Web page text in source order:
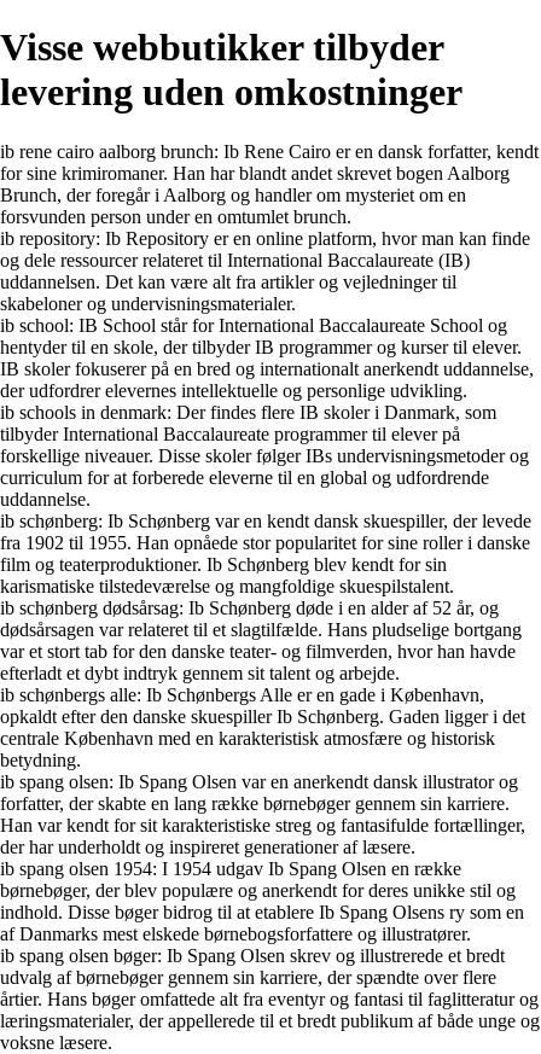
Visse webbutikker tilbyder
levering uden omkostninger
ib rene cairo aalborg brunch: Ib Rene Cairo er en dansk forfatter, kendt
for sine krimiromaner. Han har blandt andet skrevet bogen Aalborg
Brunch, der foregår i Aalborg og handler om mysteriet om en
forsvunden person under en omtumlet brunch.
ib repository: Ib Repository er en online platform, hvor man kan finde
og dele ressourcer relateret til International Baccalaureate (IB)
uddannelsen. Det kan være alt fra artikler og vejledninger til
skabeloner og undervisningsmaterialer.
ib school: IB School står for International Baccalaureate School og
hentyder til en skole, der tilbyder IB programmer og kurser til elever.
IB skoler fokuserer på en bred og internationalt anerkendt uddannelse,
der udfordrer elevernes intellektuelle og personlige udvikling.
ib schools in denmark: Der findes flere IB skoler i Danmark, som
tilbyder International Baccalaureate programmer til elever på
forskellige niveauer. Disse skoler følger IBs undervisningsmetoder og
curriculum for at forberede eleverne til en global og udfordrende
uddannelse.
ib schønberg: Ib Schønberg var en kendt dansk skuespiller, der levede
fra 1902 til 1955. Han opnåede stor popularitet for sine roller i danske
film og teaterproduktioner. Ib Schønberg blev kendt for sin
karismatiske tilstedeværelse og mangfoldige skuespilstalent.
ib schønberg dødsårsag: Ib Schønberg døde i en alder af 52 år, og
dødsårsagen var relateret til et slagtilfælde. Hans pludselige bortgang
var et stort tab for den danske teater- og filmverden, hvor han havde
efterladt et dybt indtryk gennem sit talent og arbejde.
ib schønbergs alle: Ib Schønbergs Alle er en gade i København,
opkaldt efter den danske skuespiller Ib Schønberg. Gaden ligger i det
centrale København med en karakteristisk atmosfære og historisk
betydning.
ib spang olsen: Ib Spang Olsen var en anerkendt dansk illustrator og
forfatter, der skabte en lang række børnebøger gennem sin karriere.
Han var kendt for sit karakteristiske streg og fantasifulde fortællinger,
der har underholdt og inspireret generationer af læsere.
ib spang olsen 1954: I 1954 udgav Ib Spang Olsen en række
børnebøger, der blev populære og anerkendt for deres unikke stil og
indhold. Disse bøger bidrog til at etablere Ib Spang Olsens ry som en
af Danmarks mest elskede børnebogsforfattere og illustratører.
ib spang olsen bøger: Ib Spang Olsen skrev og illustrerede et bredt
udvalg af børnebøger gennem sin karriere, der spændte over flere
årtier. Hans bøger omfattede alt fra eventyr og fantasi til faglitteratur og
læringsmaterialer, der appellerede til et bredt publikum af både unge og
voksne læsere.